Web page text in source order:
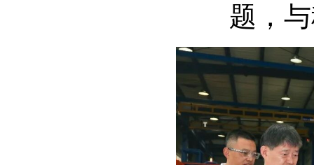
题，